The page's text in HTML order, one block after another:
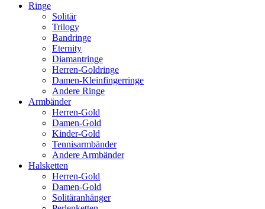
Ringe
Solitär
Trilogy
Bandringe
Eternity
Diamantringe
Herren-Goldringe
Damen-Kleinfingerringe
Andere Ringe
Armbänder
Herren-Gold
Damen-Gold
Kinder-Gold
Tennisarmbänder
Andere Armbänder
Halsketten
Herren-Gold
Damen-Gold
Solitäranhänger